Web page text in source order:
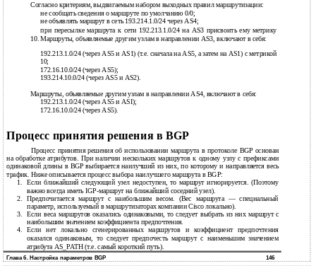
Согласно критериям, выдвигаемым набором выходных правил маршрутизации:
не сообщать сведения о маршруте по умолчанию 0/0;
не объявлять маршрут в сеть 193.214.1.0/24 через AS4;
при пересылке маршрута к сети 192.213.1.0/24 на AS3 присвоить ему метрику
10. Маршруты, объявляемые другим узлам в направлении AS3, включают в себя:
192.213.1.0/24 (через AS5 и AS1) (т.е. сначала на AS5, а затем на AS1) с метрикой
10;
172.16.10.0/24 (через AS5);
193.214.10.0/24 (через AS5 и AS2).
Маршруты, объявляемые другим узлам в направлении AS4, включают в себя:
192.213.1.0/24 (через AS5 и ASI);
172.16.10.0/24 (через AS5).
Процесс принятия решения в BGP
Процесс принятия решения об использовании маршрута в протоколе BGP основан
на обработке атрибутов. При наличии нескольких маршрутов к одному узлу с префиксами
одинаковой длины в BGP выбирается наилучший из них, по которому и направляется весь
трафик. Ниже описывается процесс выбора наилучшего маршрута в BGP:
1.
Если ближайший следующий узел недоступен, то маршрут игнорируется. (Поэтому
важно всегда иметьIGP-маршрут на ближайший соседний узел).
2.
Предпочитается маршрут с наибольшим весом. (Вес маршрута — специальный
параметр, используемый в маршрутизаторах компании Cisco локально).
3.
Если веса маршрутов оказались одинаковыми, то следует выбрать из них маршрут с
наибольшим значением коэффициента предпочтения.
4.
Если нет локально сгенерированных маршрутов и коэффициент предпочтения
оказался одинаковым, то следует предпочесть маршрут с наименьшим значением
атрибута AS_PATH (т.е. самый короткий путь).
Глава 6. Настройка параметров BGP 146